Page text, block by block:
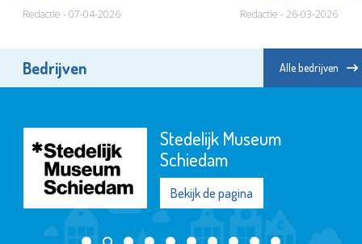
Redactie - 07-04-2026 Redactie - 26-03-2026
Bedrijven Alle bedrijven
Stedelijk Museum
Schiedam
Bekijk de pagina